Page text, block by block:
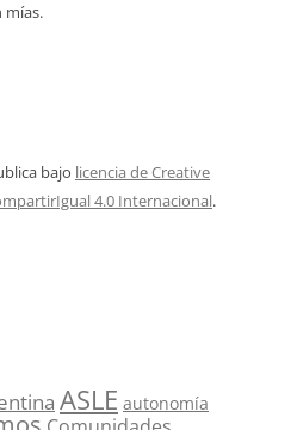
mías.
bajo licencia de Creative
4.0 Internacional.
ASLE autonomía